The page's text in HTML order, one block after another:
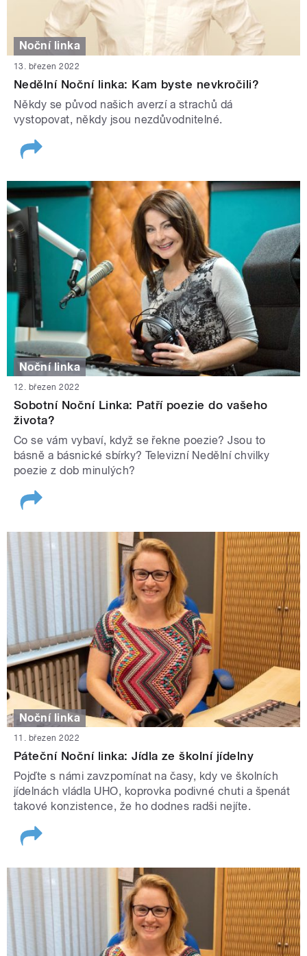
Noční linka
13. březen 2022
Nedělní Noční linka: Kam byste nevkročili?
Někdy se původ našich averzí a strachů dá
vystopovat, někdy jsou nezdůvodnitelné.
Noční linka
12. březen 2022
Sobotní Noční Linka: Patří poezie do vašeho
života?
Co se vám vybaví, když se řekne poezie? Jsou to
básně a básnické sbírky? Televizní Nedělní chvilky
poezie z dob minulých?
Noční linka
11. březen 2022
Páteční Noční linka: Jídla ze školní jídelny
Pojďte s námi zavzpomínat na časy, kdy ve školních
jídelnách vládla UHO, koprovka podivné chuti a špenát
takové konzistence, že ho dodnes radši nejíte.